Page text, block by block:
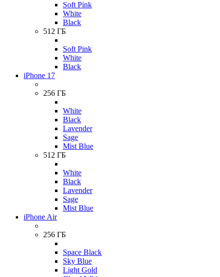
Soft Pink
White
Black
512 ГБ
Soft Pink
White
Black
iPhone 17
256 ГБ
White
Black
Lavender
Sage
Mist Blue
512 ГБ
White
Black
Lavender
Sage
Mist Blue
iPhone Air
256 ГБ
Space Black
Sky Blue
Light Gold